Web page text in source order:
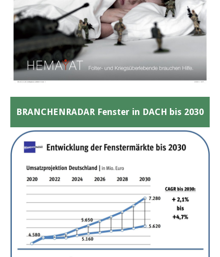
BRANCHENRADAR Fenster in DACH bis 2030